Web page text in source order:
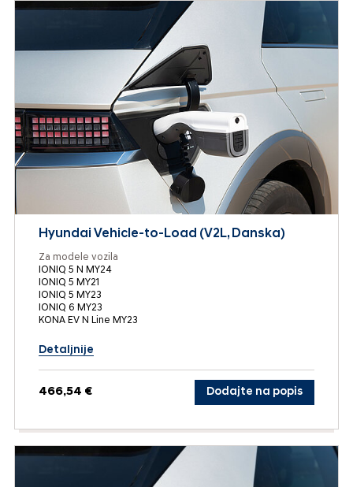
Hyundai Vehicle-to-Load (V2L, Danska)
Za modele vozila
IONIQ 5 N MY24
IONIQ 5 MY21
IONIQ 5 MY23
IONIQ 6 MY23
KONA EV N Line MY23
Detaljnije
466,54 € Dodajte na popis